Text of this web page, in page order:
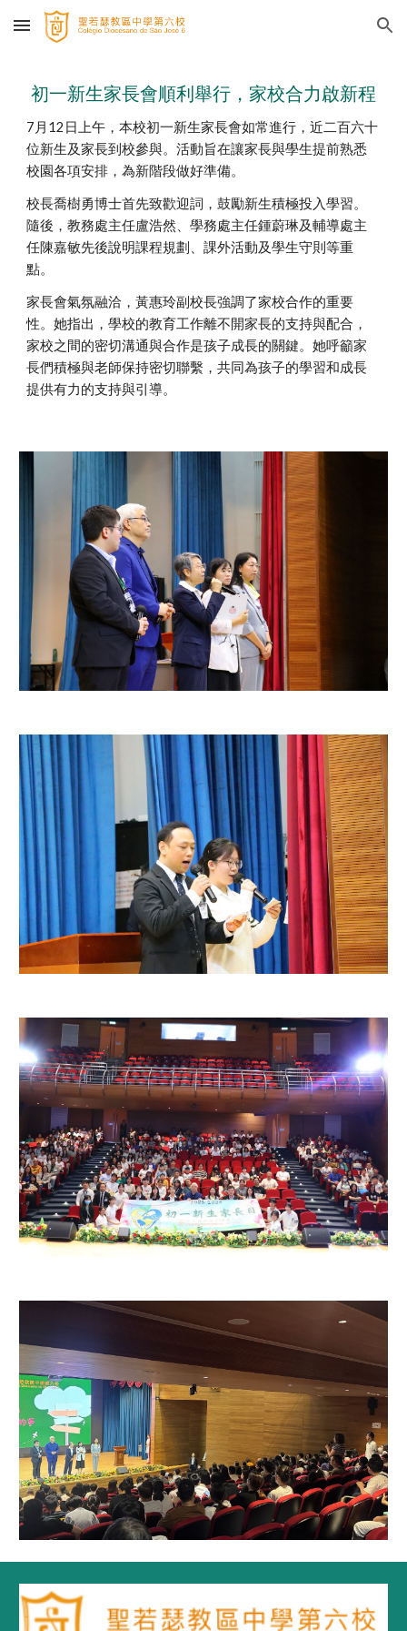
Skip to main content Skip to navigation
初一新生家長會順利舉行，家校合力啟新程
7月12日上午，本校初一新生家長會如常進行，近二百六十
位新生及家長到校參與。活動旨在讓家長與學生提前熟悉
校園各項安排，為新階段做好準備。
校長喬樹勇博士首先致歡迎詞，鼓勵新生積極投入學習。
隨後，教務處主任盧浩然、學務處主任鍾蔚琳及輔導處主
任陳嘉敏先後說明課程規劃、課外活動及學生守則等重
點。
家長會氣氛融洽，黃惠玲副校長強調了家校合作的重要
性。她指出，學校的教育工作離不開家長的支持與配合，
家校之間的密切溝通與合作是孩子成長的關鍵。她呼籲家
長們積極與老師保持密切聯繫，共同為孩子的學習和成長
提供有力的支持與引導。